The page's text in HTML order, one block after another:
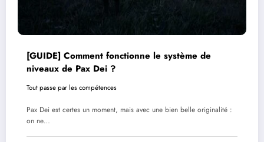
[GUIDE] Comment fonctionne le système de
niveaux de Pax Dei ?
Tout passe par les compétences
Pax Dei est certes un moment, mais avec une bien belle originalité :
on ne…